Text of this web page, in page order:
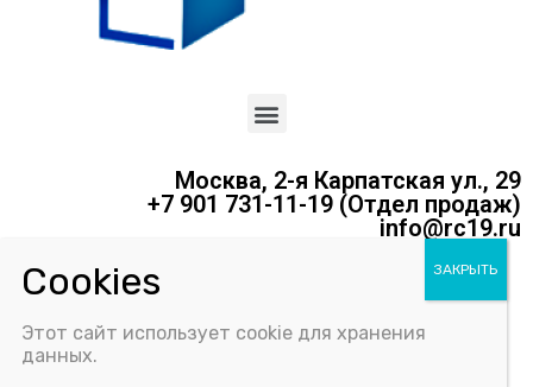
Москва, 2-я Карпатская ул., 29
+7 901 731-11-19 (Отдел продаж)
info@rc19.ru
Политика конфиденциальности
Соглашение об использовании Cookie-файлов
Этот сайт использует cookie для хранения
данных.